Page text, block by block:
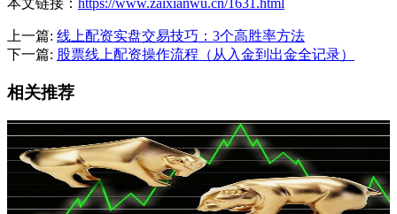
上一篇: 线上配资实盘交易技巧：3个高胜率方法
下一篇: 股票线上配资操作流程（从入金到出金全记录）
相关推荐